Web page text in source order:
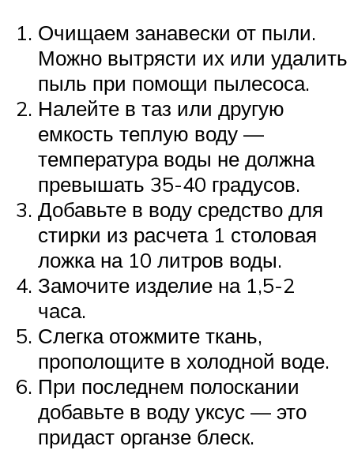
Очищаем занавески от пыли.
Можно вытрясти их или удалить
пыль при помощи пылесоса.
Налейте в таз или другую
емкость теплую воду —
температура воды не должна
превышать 35-40 градусов.
Добавьте в воду средство для
стирки из расчета 1 столовая
ложка на 10 литров воды.
Замочите изделие на 1,5-2
часа.
Слегка отожмите ткань,
прополощите в холодной воде.
При последнем полоскании
добавьте в воду уксус — это
придаст органзе блеск.